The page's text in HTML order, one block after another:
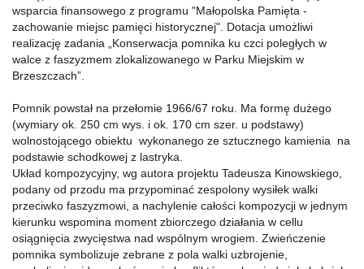
wsparcia finansowego z programu "Małopolska Pamięta -
zachowanie miejsc pamięci historycznej". Dotacja umożliwi
realizację zadania „Konserwacja pomnika ku czci poległych w
walce z faszyzmem zlokalizowanego w Parku Miejskim w
Brzeszczach”.
Pomnik powstał na przełomie 1966/67 roku. Ma formę dużego
(wymiary ok. 250 cm wys. i ok. 170 cm szer. u podstawy)
wolnostojącego obiektu wykonanego ze sztucznego kamienia na
podstawie schodkowej z lastryka.
Układ kompozycyjny, wg autora projektu Tadeusza Kinowskiego,
podany od przodu ma przypominać zespolony wysiłek walki
przeciwko faszyzmowi, a nachylenie całości kompozycji w jednym
kierunku wspomina moment zbiorczego działania w cellu
osiągnięcia zwycięstwa nad wspólnym wrogiem. Zwieńczenie
pomnika symbolizuje zebrane z pola walki uzbrojenie,